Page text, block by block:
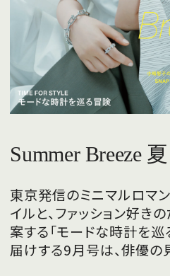
Summer Breeze
東京発信のミニマルロマ
イルと、ファッション好き
案する「モードな時計を巡
届けする9月号は、俳優